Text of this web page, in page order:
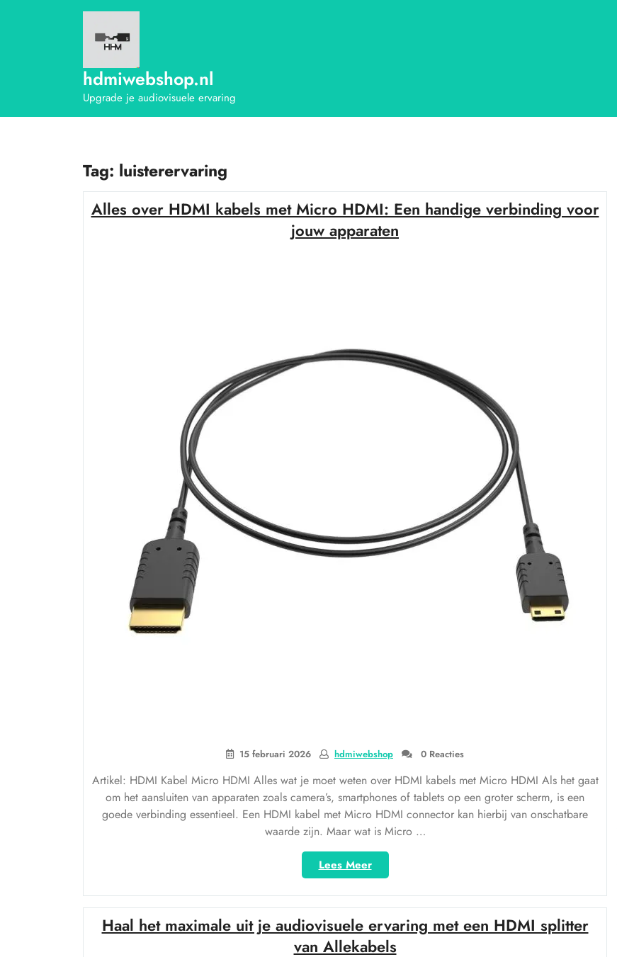
hdmiwebshop.nl
Upgrade je audiovisuele ervaring
Tag: luisterervaring
Alles over HDMI kabels met Micro HDMI: Een handige verbinding voor
jouw apparaten
15 februari 2026 hdmiwebshop 0 Reacties
Artikel: HDMI Kabel Micro HDMI Alles wat je moet weten over HDMI kabels met Micro HDMI Als het gaat
om het aansluiten van apparaten zoals camera’s, smartphones of tablets op een groter scherm, is een
goede verbinding essentieel. Een HDMI kabel met Micro HDMI connector kan hierbij van onschatbare
waarde zijn. Maar wat is Micro …
Lees Meer“Alles
over
HDMI
kabels
met
Micro
Haal het maximale uit je audiovisuele ervaring met een HDMI splitter
van Allekabels